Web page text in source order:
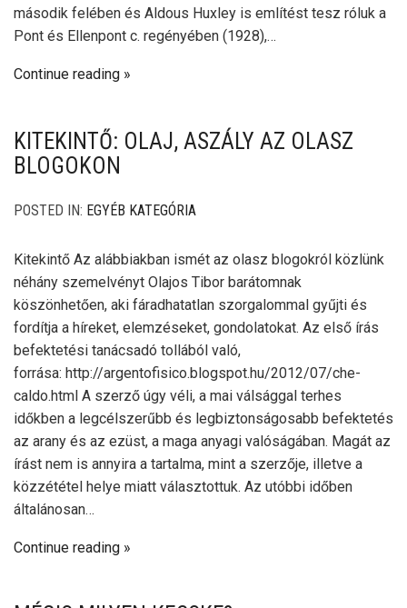
második felében és Aldous Huxley is említést tesz róluk a
Pont és Ellenpont c. regényében (1928),…
Continue reading
KITEKINTŐ: OLAJ, ASZÁLY AZ OLASZ
BLOGOKON
POSTED IN: EGYÉB KATEGÓRIA
Kitekintő Az alábbiakban ismét az olasz blogokról közlünk
néhány szemelvényt Olajos Tibor barátomnak
köszönhetően, aki fáradhatatlan szorgalommal gyűjti és
fordítja a híreket, elemzéseket, gondolatokat. Az első írás
befektetési tanácsadó tollából való,
forrása: http://argentofisico.blogspot.hu/2012/07/che-
caldo.html A szerző úgy véli, a mai válsággal terhes
időkben a legcélszerűbb és legbiztonságosabb befektetés
az arany és az ezüst, a maga anyagi valóságában. Magát az
írást nem is annyira a tartalma, mint a szerzője, illetve a
közzététel helye miatt választottuk. Az utóbbi időben
általánosan…
Continue reading